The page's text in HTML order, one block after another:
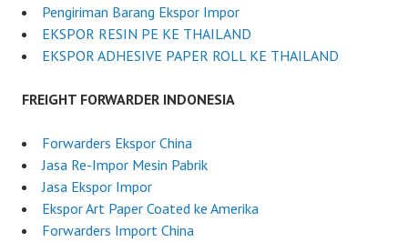
Pengiriman Barang Ekspor Impor
EKSPOR RESIN PE KE THAILAND
EKSPOR ADHESIVE PAPER ROLL KE THAILAND
FREIGHT FORWARDER INDONESIA
Forwarders Ekspor China
Jasa Re-Impor Mesin Pabrik
Jasa Ekspor Impor
Ekspor Art Paper Coated ke Amerika
Forwarders Import China